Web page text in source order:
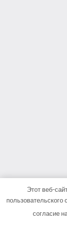
Этот веб-
согласие